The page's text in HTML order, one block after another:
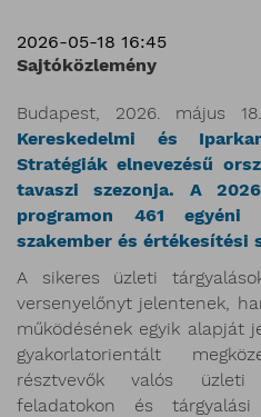
2026-05-18 16:45
Sajtóközlemény
Budapest, 2026. május
Kereskedelmi és
Stratégiák elnevezésű
tavaszi szezonja. A
programon 461 egyéni
szakember és értékesítési
A sikeres üzleti
versenyelőnyt jelentenek,
működésének egyik alapját
gyakorlatorientált
résztvevők valós üzleti
feladatokon és tárgyalási